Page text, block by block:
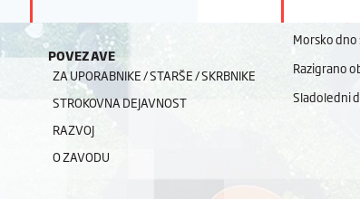
POVEZAVE
ZA UPORABNIKE / STARŠE / SKRBNIKE
STROKOVNA DEJAVNOST
RAZVOJ
O ZAVODU
Morsko
Razigrano
Sladoledni